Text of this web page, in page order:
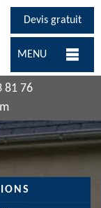
Devis gratuit
MENU
81 76